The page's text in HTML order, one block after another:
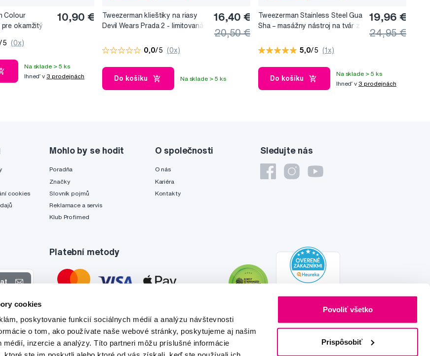
cookies
poskytovanie funkcií sociálnych médií a analýzu návštevnosti
o tom, ako používate naše webové stránky, poskytujeme aj našim
médií, inzercie a analýzy. Títo partneri môžu príslušné informácie
Povoliť všetko
Prispôsobiť
Colour
okamžitý
10,90 €
/5 (0x)
Na sklade > 5 ks
Ihneď v 3 prodejnách
Tweezerman klieštiky na riasy
Devil Wears Prada 2 - limitovaná
16,40 €
20,50 €
0,0/5 (0x)
Do košíku Na sklade > 5 ks
Tweezerman Stainless Steel Gua
Sha –⁠⁠⁠⁠⁠⁠ masážny nástroj na tvár z
19,96 €
24,95 €
5,0/5 (1x)
Do košíku
Na sklade > 5 ks
Ihneď v 3 prodejnách
Sledujte nás
cookies
Mohlo by se hodit
Poradňa
Značky
Slovník pojmů
Reklamace a servis
Klub Profimed
O společnosti
O nás
Kariéra
Kontakty
Platební metody